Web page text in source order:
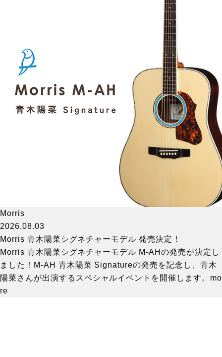
Morris
2026.08.03
Morris 青木陽菜シグネチャーモデル 発売決定！
Morris 青木陽菜シグネチャーモデル M-AHの発売が決定し
ました！M-AH 青木陽菜 Signatureの発売を記念し、青木
陽菜さんが出演するスペシャルイベントを開催します。 mo
re